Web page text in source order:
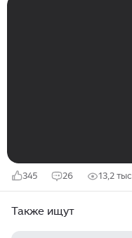
345 26 13,2 тыс
Также ищут